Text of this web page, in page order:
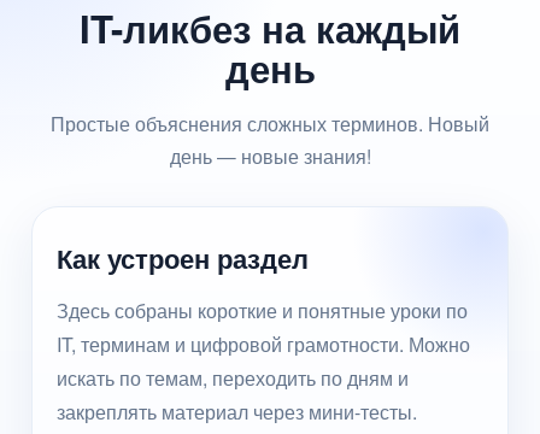
IT-ликбез на каждый
день
Простые объяснения сложных терминов. Новый
день — новые знания!
Как устроен раздел
Здесь собраны короткие и понятные уроки по
IT, терминам и цифровой грамотности. Можно
искать по темам, переходить по дням и
закреплять материал через мини-тесты.